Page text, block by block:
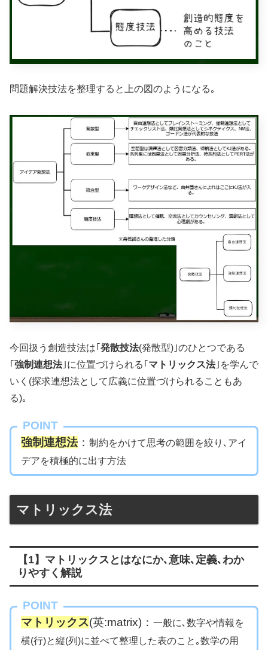
問題解決技法を整理すると上の図のようになる｡
今回扱う創造技法は｢ 発散技法(発散型)｣のひとつである
｢ 強制連想法｣に位置づけられる｢ マトリックス法｣を学んで
いく(探求連想法として広義に位置づけられることもあ
る)｡
POINT
強制連想法： 制約をかけて思考の範囲を絞り､アイ
デアを積極的に出す方法
マトリックス法
【1】マトリックスとはなにか､意味､定義､わか
りやすく解説
POINT
マトリックス(英:matrix)： 一般に､数字や情報を
横(行)と縦(列)に並べて整理した表のこと｡数学の用